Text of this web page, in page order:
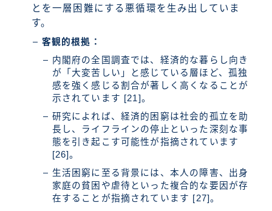
とを一層困難にする悪循環を生み出していま
す。
客観的根拠：
内閣府の全国調査では、経済的な暮らし向き
が「大変苦しい」と感じている層ほど、孤独
感を強く感じる割合が著しく高くなることが
示されています [21]。
研究によれば、経済的困窮は社会的孤立を助
長し、ライフラインの停止といった深刻な事
態を引き起こす可能性が指摘されています
[26]。
生活困窮に至る背景には、本人の障害、出身
家庭の貧困や虐待といった複合的な要因が存
在することが指摘されています [27]。